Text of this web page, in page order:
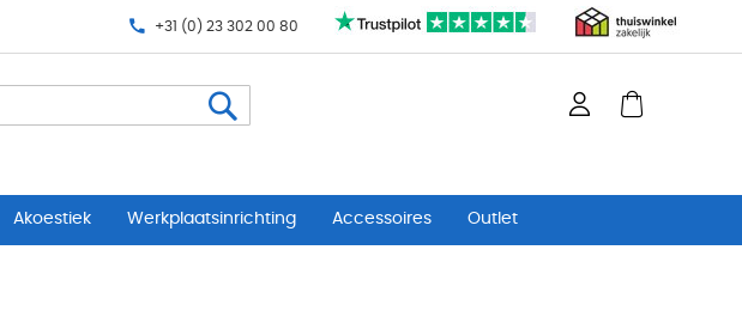
+31 (0) 23 302 00 80
Akoestiek Werkplaatsinrichting Accessoires Outlet